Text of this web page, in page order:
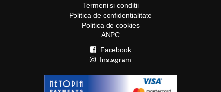
Termeni si conditii
Politica de confidentialitate
Politica de cookies
ANPC
Facebook
Instagram